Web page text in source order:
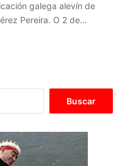
galega alevín de
Pereira. O 2 de…
c
a